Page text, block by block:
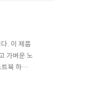
. 이 제품
가벼운 노
북 하면
프로를